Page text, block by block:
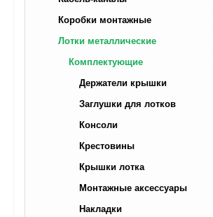
Коробки монтажные
Лотки металлические
Комплектующие
Держатели крышки
Заглушки для лотков
Консоли
Крестовины
Крышки лотка
Монтажные аксессуары
Накладки